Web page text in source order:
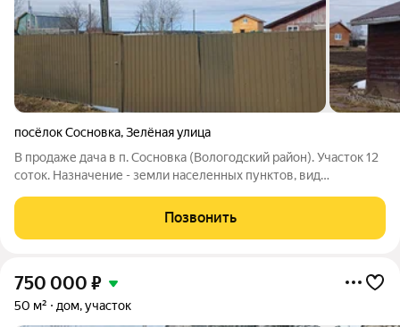
посёлок Сосновка,Зелёная улица
В продаже дача в п. Сосновка (Вологодский район). Участок 12
соток. Назначение - земли населенных пунктов, вид
летний домик с кессоном, хоз. постройка, колодец (6 колец),
теплица, насаждения
Позвонить
750 000 ₽
50 м² дом, участок